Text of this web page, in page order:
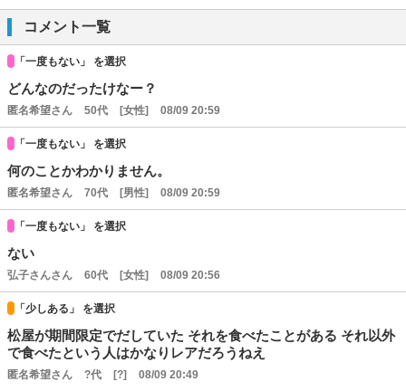
コメント一覧
「一度もない」 を選択
どんなのだったけなー？
匿名希望さん 50代 [女性] 08/09 20:59
「一度もない」 を選択
何のことかわかりません。
匿名希望さん 70代 [男性] 08/09 20:59
「一度もない」 を選択
ない
弘子さんさん 60代 [女性] 08/09 20:56
「少しある」 を選択
松屋が期間限定でだしていた それを食べたことがある それ以外
で食べたという人はかなりレアだろうねえ
匿名希望さん ?代 [?] 08/09 20:49